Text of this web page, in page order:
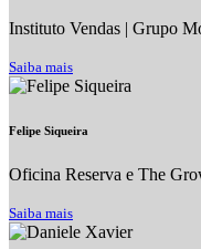
Instituto Vendas | Grupo
Saiba mais
Felipe Siqueira
Oficina Reserva e The
Saiba mais